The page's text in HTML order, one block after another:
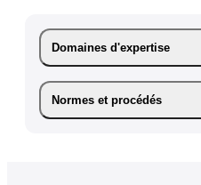
Domaines d'expertise
Normes et procédés